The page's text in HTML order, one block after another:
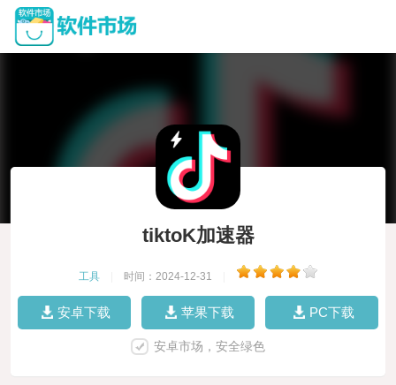
tiktoK加速器
工具 时间：2024-12-31
安卓下载 苹果下载 PC下载
安卓市场，安全绿色